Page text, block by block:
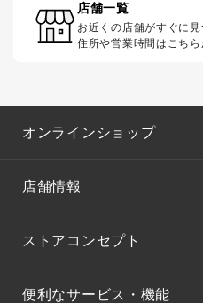
店舗一覧
お近くの店舗がすぐに見
住所や営業時間はこちら
オンラインショップ
店舗情報
ストアコンセプト
便利なサービス・機能